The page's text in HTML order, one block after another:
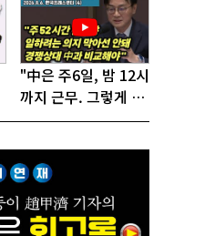
"中은 주6일, 밤 12시
까지 근무. 그렇게 일
해서 어떻게 경쟁하